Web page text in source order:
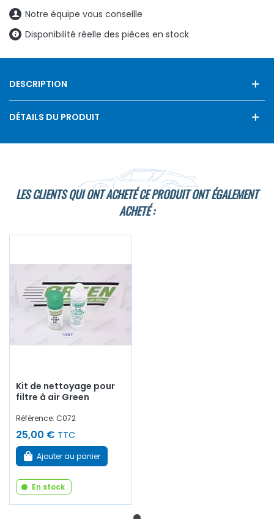
Notre équipe vous conseille
Disponibilité réelle des pièces en stock
DESCRIPTION
DÉTAILS DU PRODUIT
LES CLIENTS QUI ONT ACHETÉ CE PRODUIT ONT ÉGALEMENT
ACHETÉ :
Kit de nettoyage pour
filtre à air Green
Référence: C072
25,00 € TTC
Ajouter au panier
En stock